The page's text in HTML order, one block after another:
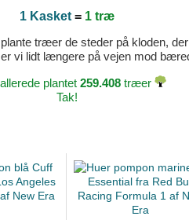
1 Kasket= 1 træ
træer de steder på kloden,
vi lidt længere på vejen mod
plantet 259.408 træer
Tak!